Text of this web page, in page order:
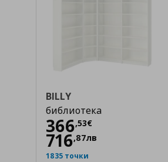
BILLY
библиотека
366,53€
Цена
716,87лв
1835 точки